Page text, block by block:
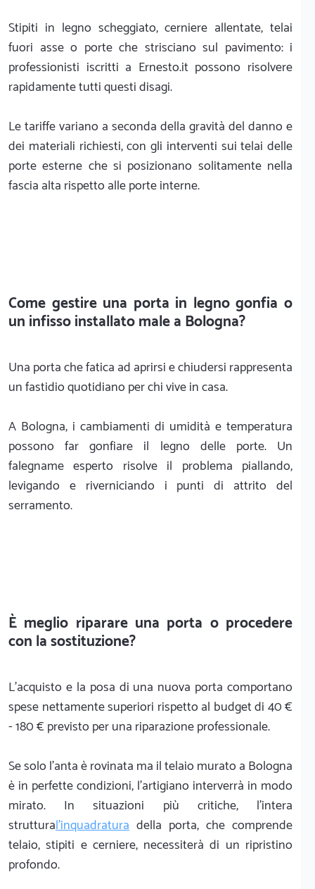
Stipiti in legno scheggiato, cerniere allentate, telai
fuori asse o porte che strisciano sul pavimento: i
professionisti iscritti a Ernesto.it possono risolvere
rapidamente tutti questi disagi.
Le tariffe variano a seconda della gravità del danno e
dei materiali richiesti, con gli interventi sui telai delle
porte esterne che si posizionano solitamente nella
fascia alta rispetto alle porte interne.
Come gestire una porta in legno gonfia o
un infisso installato male a Bologna?
Una porta che fatica ad aprirsi e chiudersi rappresenta
un fastidio quotidiano per chi vive in casa.
A Bologna, i cambiamenti di umidità e temperatura
possono far gonfiare il legno delle porte. Un
falegname esperto risolve il problema piallando,
levigando e riverniciando i punti di attrito del
serramento.
È meglio riparare una porta o procedere
con la sostituzione?
L'acquisto e la posa di una nuova porta comportano
spese nettamente superiori rispetto al budget di 40 €
- 180 € previsto per una riparazione professionale.
Se solo l'anta è rovinata ma il telaio murato a Bologna
è in perfette condizioni, l'artigiano interverrà in modo
mirato. In situazioni più critiche, l'intera
struttural'inquadratura della porta, che comprende
telaio, stipiti e cerniere, necessiterà di un ripristino
profondo.